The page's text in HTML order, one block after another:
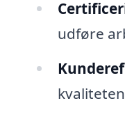
udføre